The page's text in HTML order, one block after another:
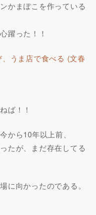
かまぼこを作っている
躍った！！
うま店で食べる (文春
ば！！
から10年以上前、
たが、まだ存在してる
に向かったのである。